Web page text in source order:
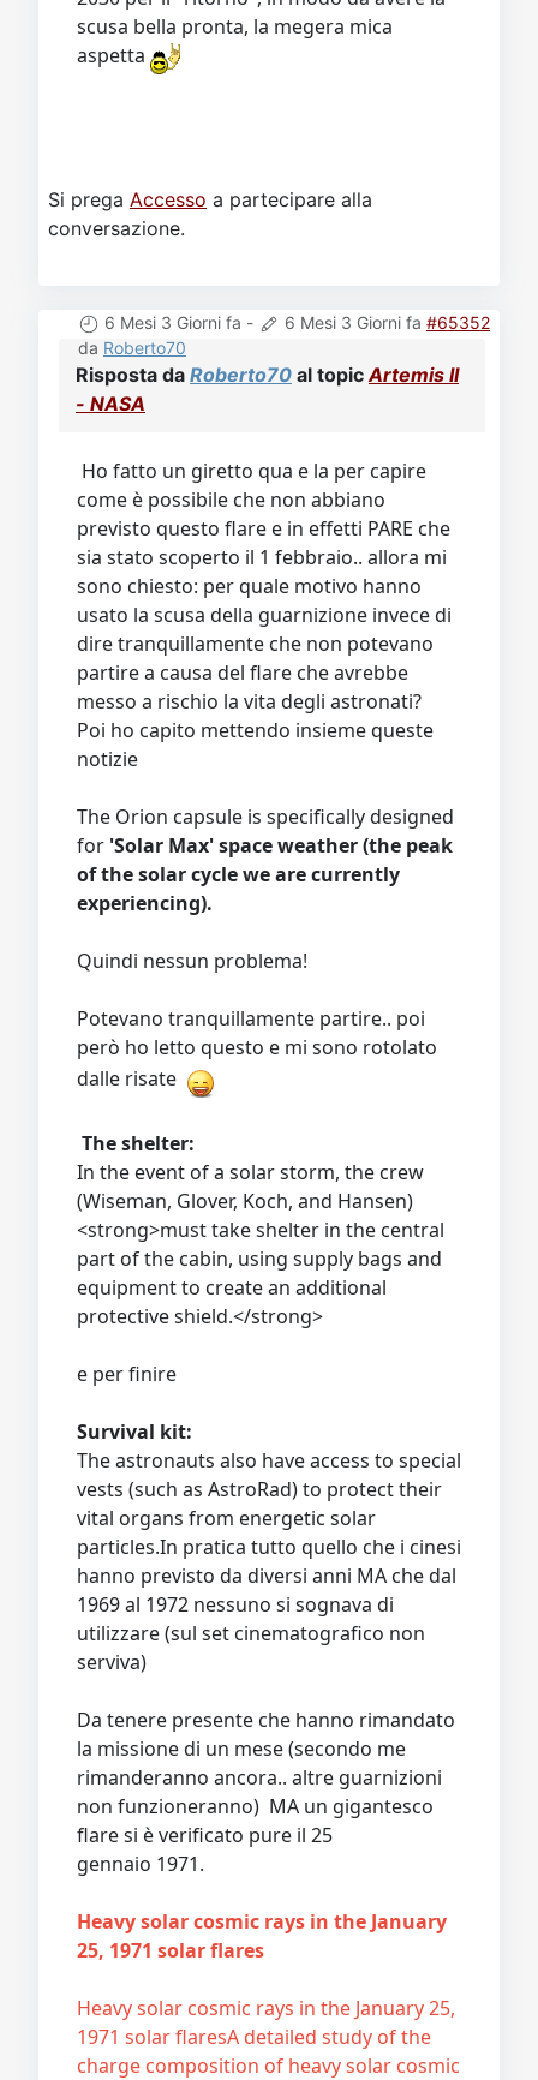
scusa bella pronta, la megera mica
aspetta
Si prega Accesso a partecipare alla
conversazione.
6 Mesi 3 Giorni fa - 6 Mesi 3 Giorni fa #65352
da Roberto70
Risposta da Roberto70 al topicArtemis II
- NASA
Ho fatto un giretto qua e la per capire
come è possibile che non abbiano
previsto questo flare e in effetti PARE che
sia stato scoperto il 1 febbraio.. allora mi
sono chiesto: per quale motivo hanno
usato la scusa della guarnizione invece di
dire tranquillamente che non potevano
partire a causa del flare che avrebbe
messo a rischio la vita degli astronati?
Poi ho capito mettendo insieme queste
notizie
The Orion capsule is specifically designed
for 'Solar Max' space weather (the peak
of the solar cycle we are currently
experiencing).
Quindi nessun problema!
Potevano tranquillamente partire.. poi
però ho letto questo e mi sono rotolato
dalle risate
The shelter:
In the event of a solar storm, the crew
(Wiseman, Glover, Koch, and Hansen)
<strong>must take shelter in the central
part of the cabin, using supply bags and
equipment to create an additional
protective shield.</strong>
e per finire
Survival kit:
The astronauts also have access to special
vests (such as AstroRad) to protect their
vital organs from energetic solar
particles.In pratica tutto quello che i cinesi
hanno previsto da diversi anni MA che dal
1969 al 1972 nessuno si sognava di
utilizzare (sul set cinematografico non
serviva)
Da tenere presente che hanno rimandato
la missione di un mese (secondo me
rimanderanno ancora.. altre guarnizioni
non funzioneranno) MA un gigantesco
flare si è verificato pure il 25
gennaio 1971.
Heavy solar cosmic rays in the January
25, 1971 solar flares
Heavy solar cosmic rays in the January 25,
1971 solar flaresA detailed study of the
charge composition of heavy solar cosmic